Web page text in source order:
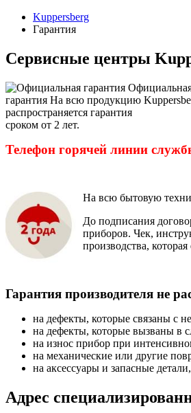
Kuppersberg
Гарантия
Сервисные центры
гарантия На всю продукцию
распространяется гарантия
сроком от 2 лет.
Телефон горячей линии
На всю бытовую
До подписания
приборов. Чек,
производства,
Гарантия производителя не
на дефекты, которые связаны с
на дефекты, которые вызваны в
на износ прибор при
на механические или другие
на аксессуары и запасные
Адрес